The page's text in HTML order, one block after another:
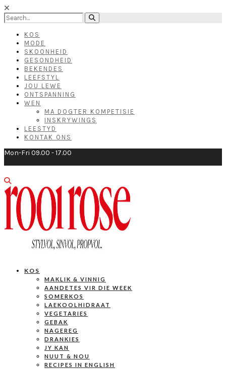
KOS
MODE
SKOONHEID
GESONDHEID
BEKENDES
LEEFSTYL
JOU LEWE
ONTSPANNING
WEN
MA DOGTER KOMPETISIE
INSKRYWINGS
LEESTYD
KONTAK ONS
Mon-Fri 09.00 - 17.00
KOS
MAKLIK & VINNIG
AANDETES VIR DIE WEEK
SOMERKOS
LAEKOOLHIDRAAT
VEGETARIES
GEBAK
NAGEREG
DRANKIES
JY KAN
NUUT & NOU
RECIPES IN ENGLISH